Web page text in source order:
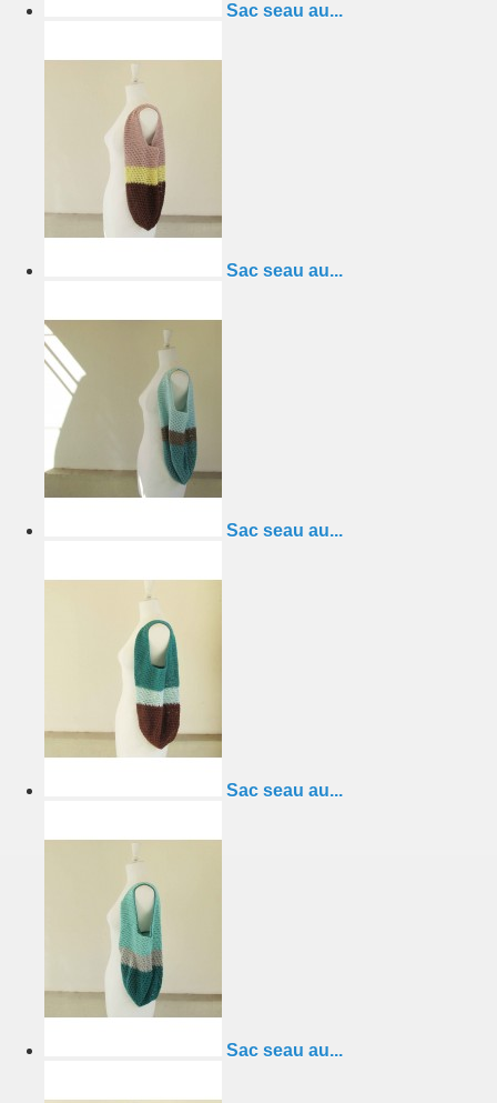
Sac seau au...
Sac seau au...
Sac seau au...
Sac seau au...
Sac seau au...